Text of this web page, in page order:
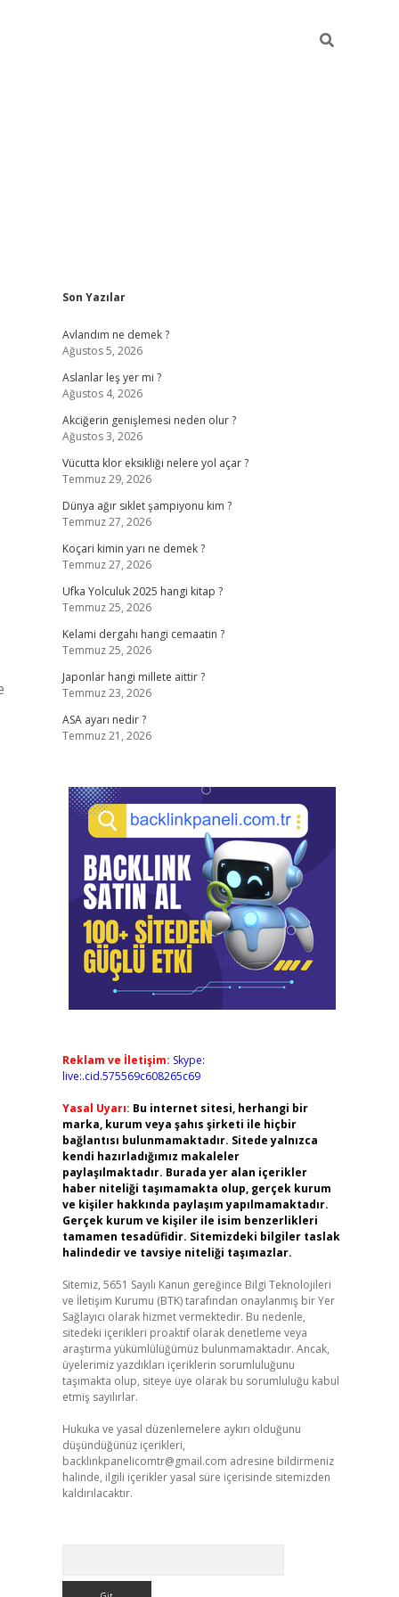
Sidebar
Son Yazılar
Avlandım ne demek ?
Ağustos 5, 2026
Aslanlar leş yer mi ?
Ağustos 4, 2026
Akciğerin genişlemesi neden olur ?
Ağustos 3, 2026
Vücutta klor eksikliği nelere yol açar ?
Temmuz 29, 2026
Dünya ağır sıklet şampiyonu kim ?
Temmuz 27, 2026
Koçari kimin yarı ne demek ?
Temmuz 27, 2026
Ufka Yolculuk 2025 hangi kitap ?
Temmuz 25, 2026
Kelami dergahı hangi cemaatin ?
Temmuz 25, 2026
Japonlar hangi millete aittir ?
Temmuz 23, 2026
ASA ayarı nedir ?
Temmuz 21, 2026
Reklam ve İletişim: Skype:
live:.cid.575569c608265c69
Yasal Uyarı: Bu internet sitesi, herhangi bir
marka, kurum veya şahıs şirketi ile hiçbir
bağlantısı bulunmamaktadır. Sitede yalnızca
kendi hazırladığımız makaleler
paylaşılmaktadır. Burada yer alan içerikler
haber niteliği taşımamakta olup, gerçek kurum
ve kişiler hakkında paylaşım yapılmamaktadır.
Gerçek kurum ve kişiler ile isim benzerlikleri
tamamen tesadüfidir. Sitemizdeki bilgiler taslak
halindedir ve tavsiye niteliği taşımazlar.
Sitemiz, 5651 Sayılı Kanun gereğince Bilgi Teknolojileri
ve İletişim Kurumu (BTK) tarafından onaylanmış bir Yer
Sağlayıcı olarak hizmet vermektedir. Bu nedenle,
sitedeki içerikleri proaktif olarak denetleme veya
araştırma yükümlülüğümüz bulunmamaktadır. Ancak,
üyelerimiz yazdıkları içeriklerin sorumluluğunu
taşımakta olup, siteye üye olarak bu sorumluluğu kabul
etmiş sayılırlar.
Hukuka ve yasal düzenlemelere aykırı olduğunu
düşündüğünüz içerikleri,
backlinkpanelicomtr@gmail.com adresine bildirmeniz
halinde, ilgili içerikler yasal süre içerisinde sitemizden
kaldırılacaktır.
https://hiltonbet-giris.com/